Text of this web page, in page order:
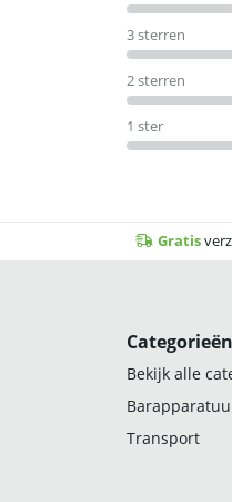
3 sterren
2 sterren
1 ster
Gratis
Categorieën
Bekijk alle
Transport